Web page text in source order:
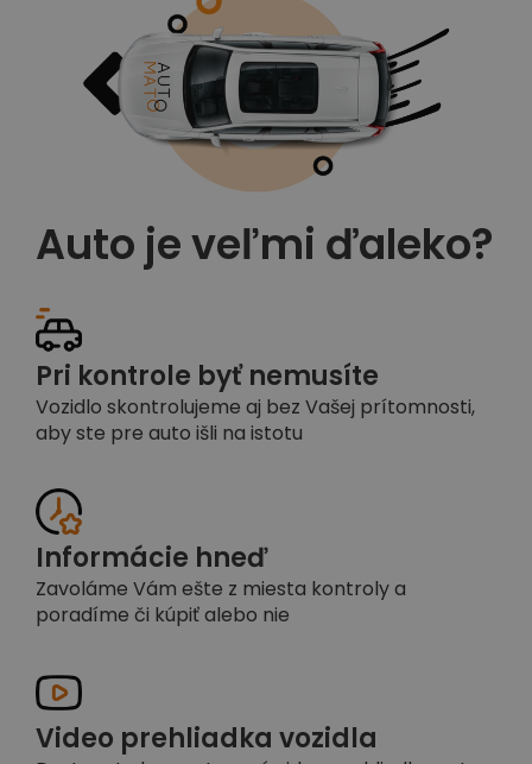
Auto je veľmi ďaleko?
Pri kontrole byť nemusíte
Vozidlo skontrolujeme aj bez Vašej prítomnosti,
aby ste pre auto išli na istotu
Informácie hneď
Zavoláme Vám ešte z miesta kontroly a
poradíme či kúpiť alebo nie
Video prehliadka vozidla